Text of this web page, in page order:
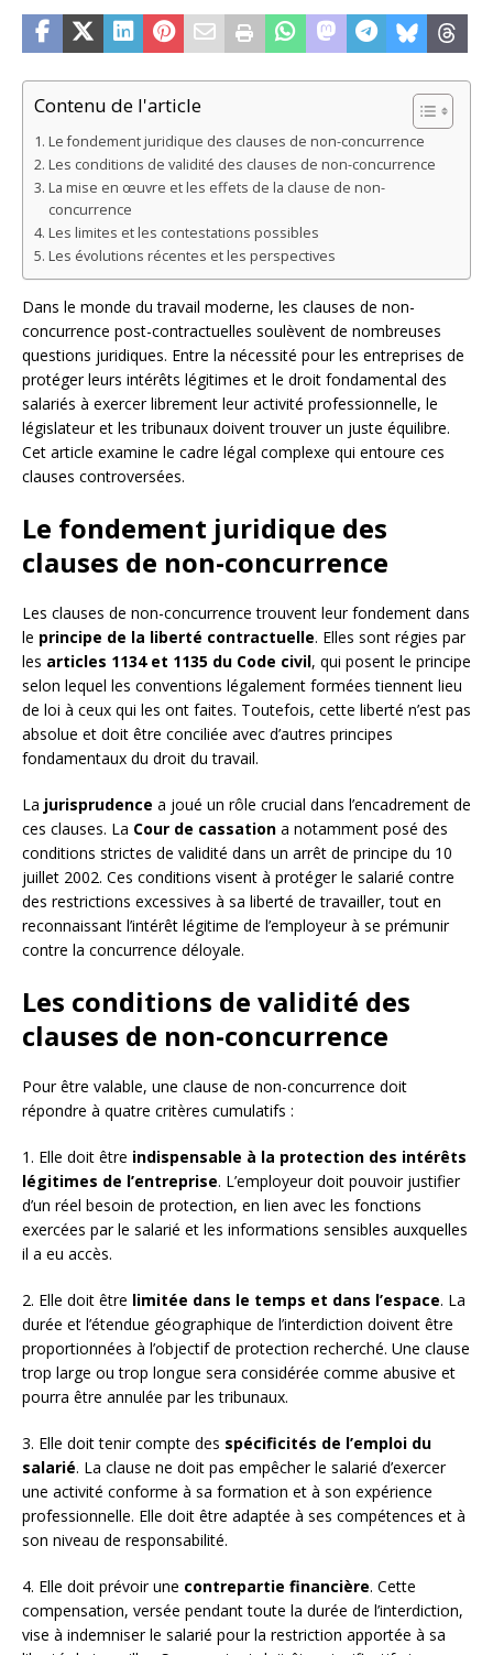
Contenu de l'article
Le fondement juridique des clauses de non-concurrence
Les conditions de validité des clauses de non-concurrence
La mise en œuvre et les effets de la clause de non-
concurrence
Les limites et les contestations possibles
Les évolutions récentes et les perspectives
Dans le monde du travail moderne, les clauses de non-
concurrence post-contractuelles soulèvent de nombreuses
questions juridiques. Entre la nécessité pour les entreprises de
protéger leurs intérêts légitimes et le droit fondamental des
salariés à exercer librement leur activité professionnelle, le
législateur et les tribunaux doivent trouver un juste équilibre.
Cet article examine le cadre légal complexe qui entoure ces
clauses controversées.
Le fondement juridique des
clauses de non-concurrence
Les clauses de non-concurrence trouvent leur fondement dans
le principe de la liberté contractuelle. Elles sont régies par
les articles 1134 et 1135 du Code civil, qui posent le principe
selon lequel les conventions légalement formées tiennent lieu
de loi à ceux qui les ont faites. Toutefois, cette liberté n’est pas
absolue et doit être conciliée avec d’autres principes
fondamentaux du droit du travail.
La jurisprudence a joué un rôle crucial dans l’encadrement de
ces clauses. La Cour de cassation a notamment posé des
conditions strictes de validité dans un arrêt de principe du 10
juillet 2002. Ces conditions visent à protéger le salarié contre
des restrictions excessives à sa liberté de travailler, tout en
reconnaissant l’intérêt légitime de l’employeur à se prémunir
contre la concurrence déloyale.
Les conditions de validité des
clauses de non-concurrence
Pour être valable, une clause de non-concurrence doit
répondre à quatre critères cumulatifs :
1. Elle doit être indispensable à la protection des intérêts
légitimes de l’entreprise. L’employeur doit pouvoir justifier
d’un réel besoin de protection, en lien avec les fonctions
exercées par le salarié et les informations sensibles auxquelles
il a eu accès.
2. Elle doit être limitée dans le temps et dans l’espace. La
durée et l’étendue géographique de l’interdiction doivent être
proportionnées à l’objectif de protection recherché. Une clause
trop large ou trop longue sera considérée comme abusive et
pourra être annulée par les tribunaux.
3. Elle doit tenir compte des spécificités de l’emploi du
salarié. La clause ne doit pas empêcher le salarié d’exercer
une activité conforme à sa formation et à son expérience
professionnelle. Elle doit être adaptée à ses compétences et à
son niveau de responsabilité.
4. Elle doit prévoir une contrepartie financière. Cette
compensation, versée pendant toute la durée de l’interdiction,
vise à indemniser le salarié pour la restriction apportée à sa